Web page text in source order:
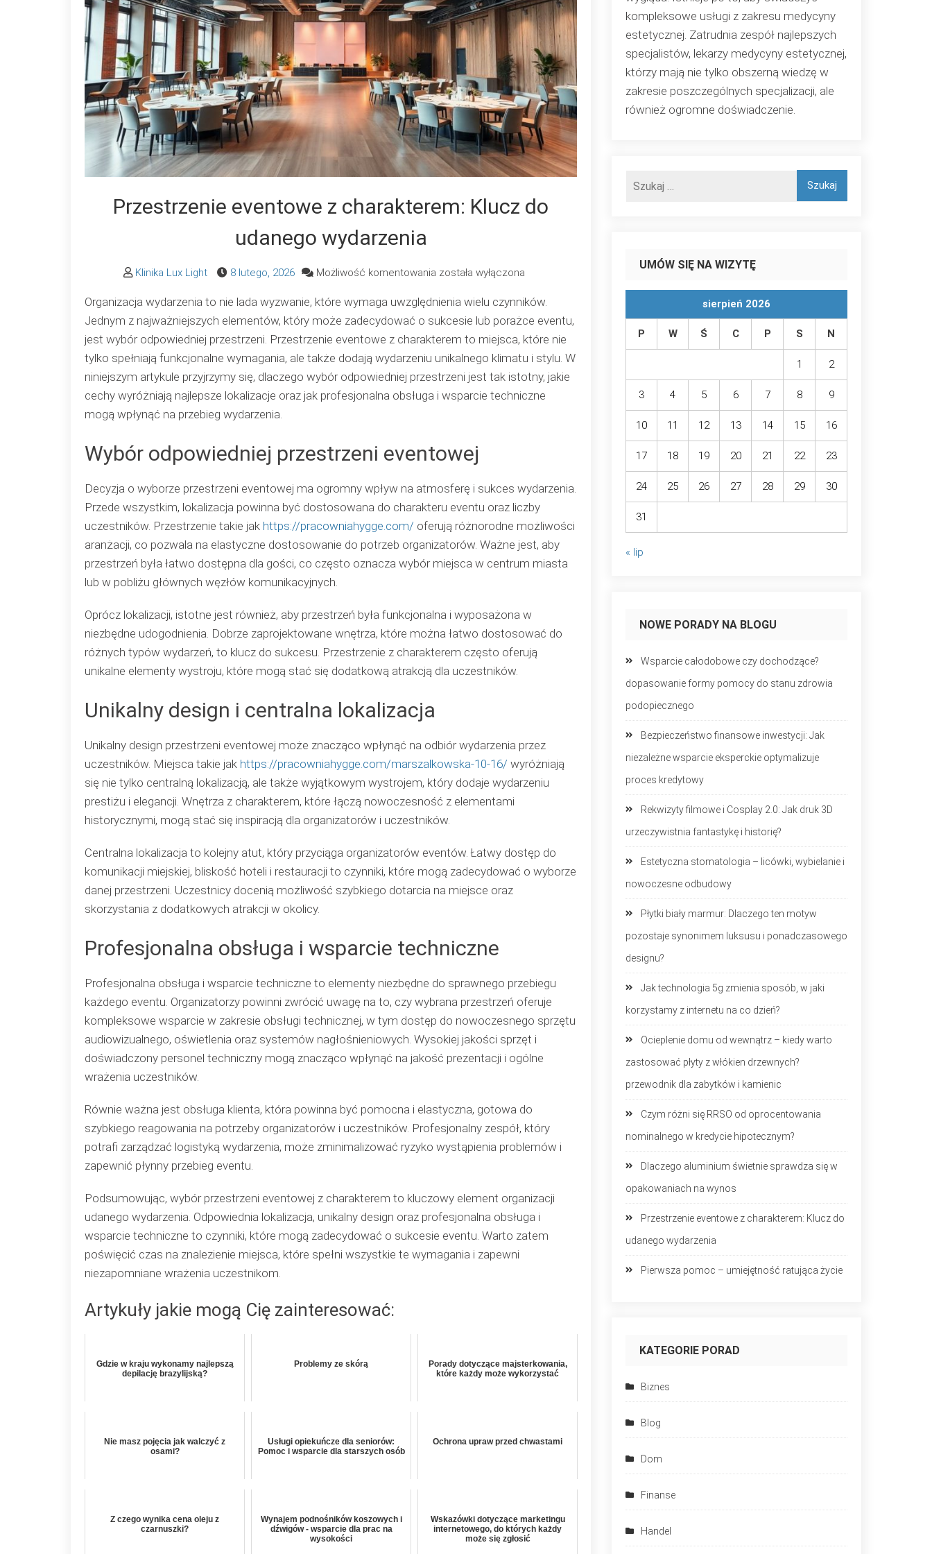
Przestrzenie eventowe z charakterem: Klucz do
udanego wydarzenia
Klinika Lux Light 8 lutego, 2026 Możliwość komentowania Przestrzenie
z
charakterem:
Klucz
do
udanego
wydarzenia
została wyłączona
Organizacja wydarzenia to nie lada wyzwanie, które wymaga uwzględnienia wielu czynników.
Jednym z najważniejszych elementów, który może zadecydować o sukcesie lub porażce eventu,
jest wybór odpowiedniej przestrzeni. Przestrzenie eventowe z charakterem to miejsca, które nie
tylko spełniają funkcjonalne wymagania, ale także dodają wydarzeniu unikalnego klimatu i stylu. W
niniejszym artykule przyjrzymy się, dlaczego wybór odpowiedniej przestrzeni jest tak istotny, jakie
cechy wyróżniają najlepsze lokalizacje oraz jak profesjonalna obsługa i wsparcie techniczne
mogą wpłynąć na przebieg wydarzenia.
Wybór odpowiedniej przestrzeni eventowej
Decyzja o wyborze przestrzeni eventowej ma ogromny wpływ na atmosferę i sukces wydarzenia.
Przede wszystkim, lokalizacja powinna być dostosowana do charakteru eventu oraz liczby
uczestników. Przestrzenie takie jak https://pracowniahygge.com/ oferują różnorodne możliwości
aranżacji, co pozwala na elastyczne dostosowanie do potrzeb organizatorów. Ważne jest, aby
przestrzeń była łatwo dostępna dla gości, co często oznacza wybór miejsca w centrum miasta
lub w pobliżu głównych węzłów komunikacyjnych.
Oprócz lokalizacji, istotne jest również, aby przestrzeń była funkcjonalna i wyposażona w
niezbędne udogodnienia. Dobrze zaprojektowane wnętrza, które można łatwo dostosować do
różnych typów wydarzeń, to klucz do sukcesu. Przestrzenie z charakterem często oferują
unikalne elementy wystroju, które mogą stać się dodatkową atrakcją dla uczestników.
Unikalny design i centralna lokalizacja
Unikalny design przestrzeni eventowej może znacząco wpłynąć na odbiór wydarzenia przez
uczestników. Miejsca takie jak https://pracowniahygge.com/marszalkowska-10-16/ wyróżniają
się nie tylko centralną lokalizacją, ale także wyjątkowym wystrojem, który dodaje wydarzeniu
prestiżu i elegancji. Wnętrza z charakterem, które łączą nowoczesność z elementami
historycznymi, mogą stać się inspiracją dla organizatorów i uczestników.
Centralna lokalizacja to kolejny atut, który przyciąga organizatorów eventów. Łatwy dostęp do
komunikacji miejskiej, bliskość hoteli i restauracji to czynniki, które mogą zadecydować o wyborze
danej przestrzeni. Uczestnicy docenią możliwość szybkiego dotarcia na miejsce oraz
skorzystania z dodatkowych atrakcji w okolicy.
Profesjonalna obsługa i wsparcie techniczne
Profesjonalna obsługa i wsparcie techniczne to elementy niezbędne do sprawnego przebiegu
każdego eventu. Organizatorzy powinni zwrócić uwagę na to, czy wybrana przestrzeń oferuje
kompleksowe wsparcie w zakresie obsługi technicznej, w tym dostęp do nowoczesnego sprzętu
audiowizualnego, oświetlenia oraz systemów nagłośnieniowych. Wysokiej jakości sprzęt i
doświadczony personel techniczny mogą znacząco wpłynąć na jakość prezentacji i ogólne
wrażenia uczestników.
Równie ważna jest obsługa klienta, która powinna być pomocna i elastyczna, gotowa do
szybkiego reagowania na potrzeby organizatorów i uczestników. Profesjonalny zespół, który
potrafi zarządzać logistyką wydarzenia, może zminimalizować ryzyko wystąpienia problemów i
zapewnić płynny przebieg eventu.
Podsumowując, wybór przestrzeni eventowej z charakterem to kluczowy element organizacji
udanego wydarzenia. Odpowiednia lokalizacja, unikalny design oraz profesjonalna obsługa i
wsparcie techniczne to czynniki, które mogą zadecydować o sukcesie eventu. Warto zatem
poświęcić czas na znalezienie miejsca, które spełni wszystkie te wymagania i zapewni
niezapomniane wrażenia uczestnikom.
Artykuły jakie mogą Cię zainteresować:
Gdzie w kraju wykonamy najlepszą
depilację brazylijską?
Problemy ze skórą
Porady dotyczące majsterkowania,
które każdy może wykorzystać
Nie masz pojęcia jak walczyć z
osami?
Usługi opiekuńcze dla seniorów:
Pomoc i wsparcie dla starszych osób
Ochrona upraw przed chwastami
Z czego wynika cena oleju z
czarnuszki?
Wynajem podnośników koszowych i
dźwigów - wsparcie dla prac na
wysokości
Wskazówki dotyczące marketingu
internetowego, do których każdy
może się zgłosić
kompleksowe usługi z zakresu medycyny
estetycznej. Zatrudnia zespół najlepszych
specjalistów, lekarzy medycyny estetycznej,
którzy mają nie tylko obszerną wiedzę w
zakresie poszczególnych specjalizacji, ale
również ogromne doświadczenie.
UMÓW SIĘ NA WIZYTĘ
sierpień 2026
P W Ś C P S N
1 2
3 4 5 6 7 8 9
10 11 12 13 14 15 16
17 18 19 20 21 22 23
24 25 26 27 28 29 30
31
« lip
NOWE PORADY NA BLOGU
Wsparcie całodobowe czy dochodzące?
dopasowanie formy pomocy do stanu zdrowia
podopiecznego
Bezpieczeństwo finansowe inwestycji: Jak
niezależne wsparcie eksperckie optymalizuje
proces kredytowy
Rekwizyty filmowe i Cosplay 2.0: Jak druk 3D
urzeczywistnia fantastykę i historię?
Estetyczna stomatologia – licówki, wybielanie i
nowoczesne odbudowy
Płytki biały marmur: Dlaczego ten motyw
pozostaje synonimem luksusu i ponadczasowego
designu?
Jak technologia 5g zmienia sposób, w jaki
korzystamy z internetu na co dzień?
Ocieplenie domu od wewnątrz – kiedy warto
zastosować płyty z włókien drzewnych?
przewodnik dla zabytków i kamienic
Czym różni się RRSO od oprocentowania
nominalnego w kredycie hipotecznym?
Dlaczego aluminium świetnie sprawdza się w
opakowaniach na wynos
Przestrzenie eventowe z charakterem: Klucz do
udanego wydarzenia
Pierwsza pomoc – umiejętność ratująca życie
KATEGORIE PORAD
Biznes
Blog
Dom
Finanse
Handel